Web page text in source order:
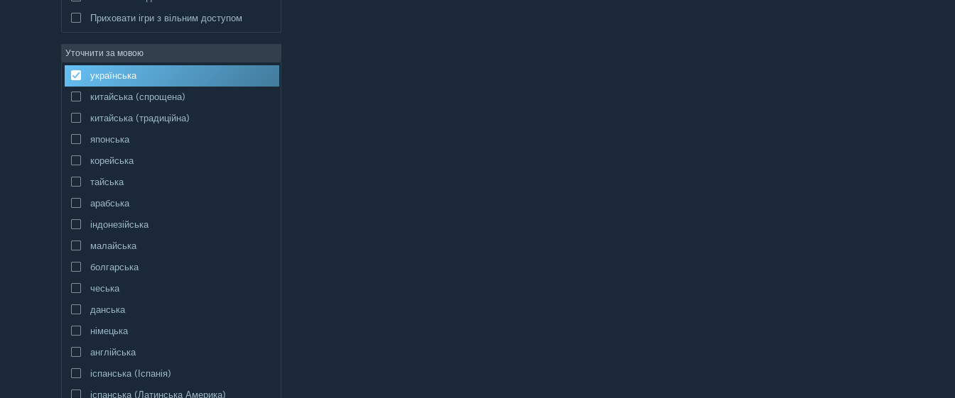
Приховати ігри з вільним доступом
Уточнити за мовою
українська
китайська (спрощена)
китайська (традиційна)
японська
корейська
тайська
арабська
індонезійська
малайська
болгарська
чеська
данська
німецька
англійська
іспанська (Іспанія)
іспанська (Латинська Америка)